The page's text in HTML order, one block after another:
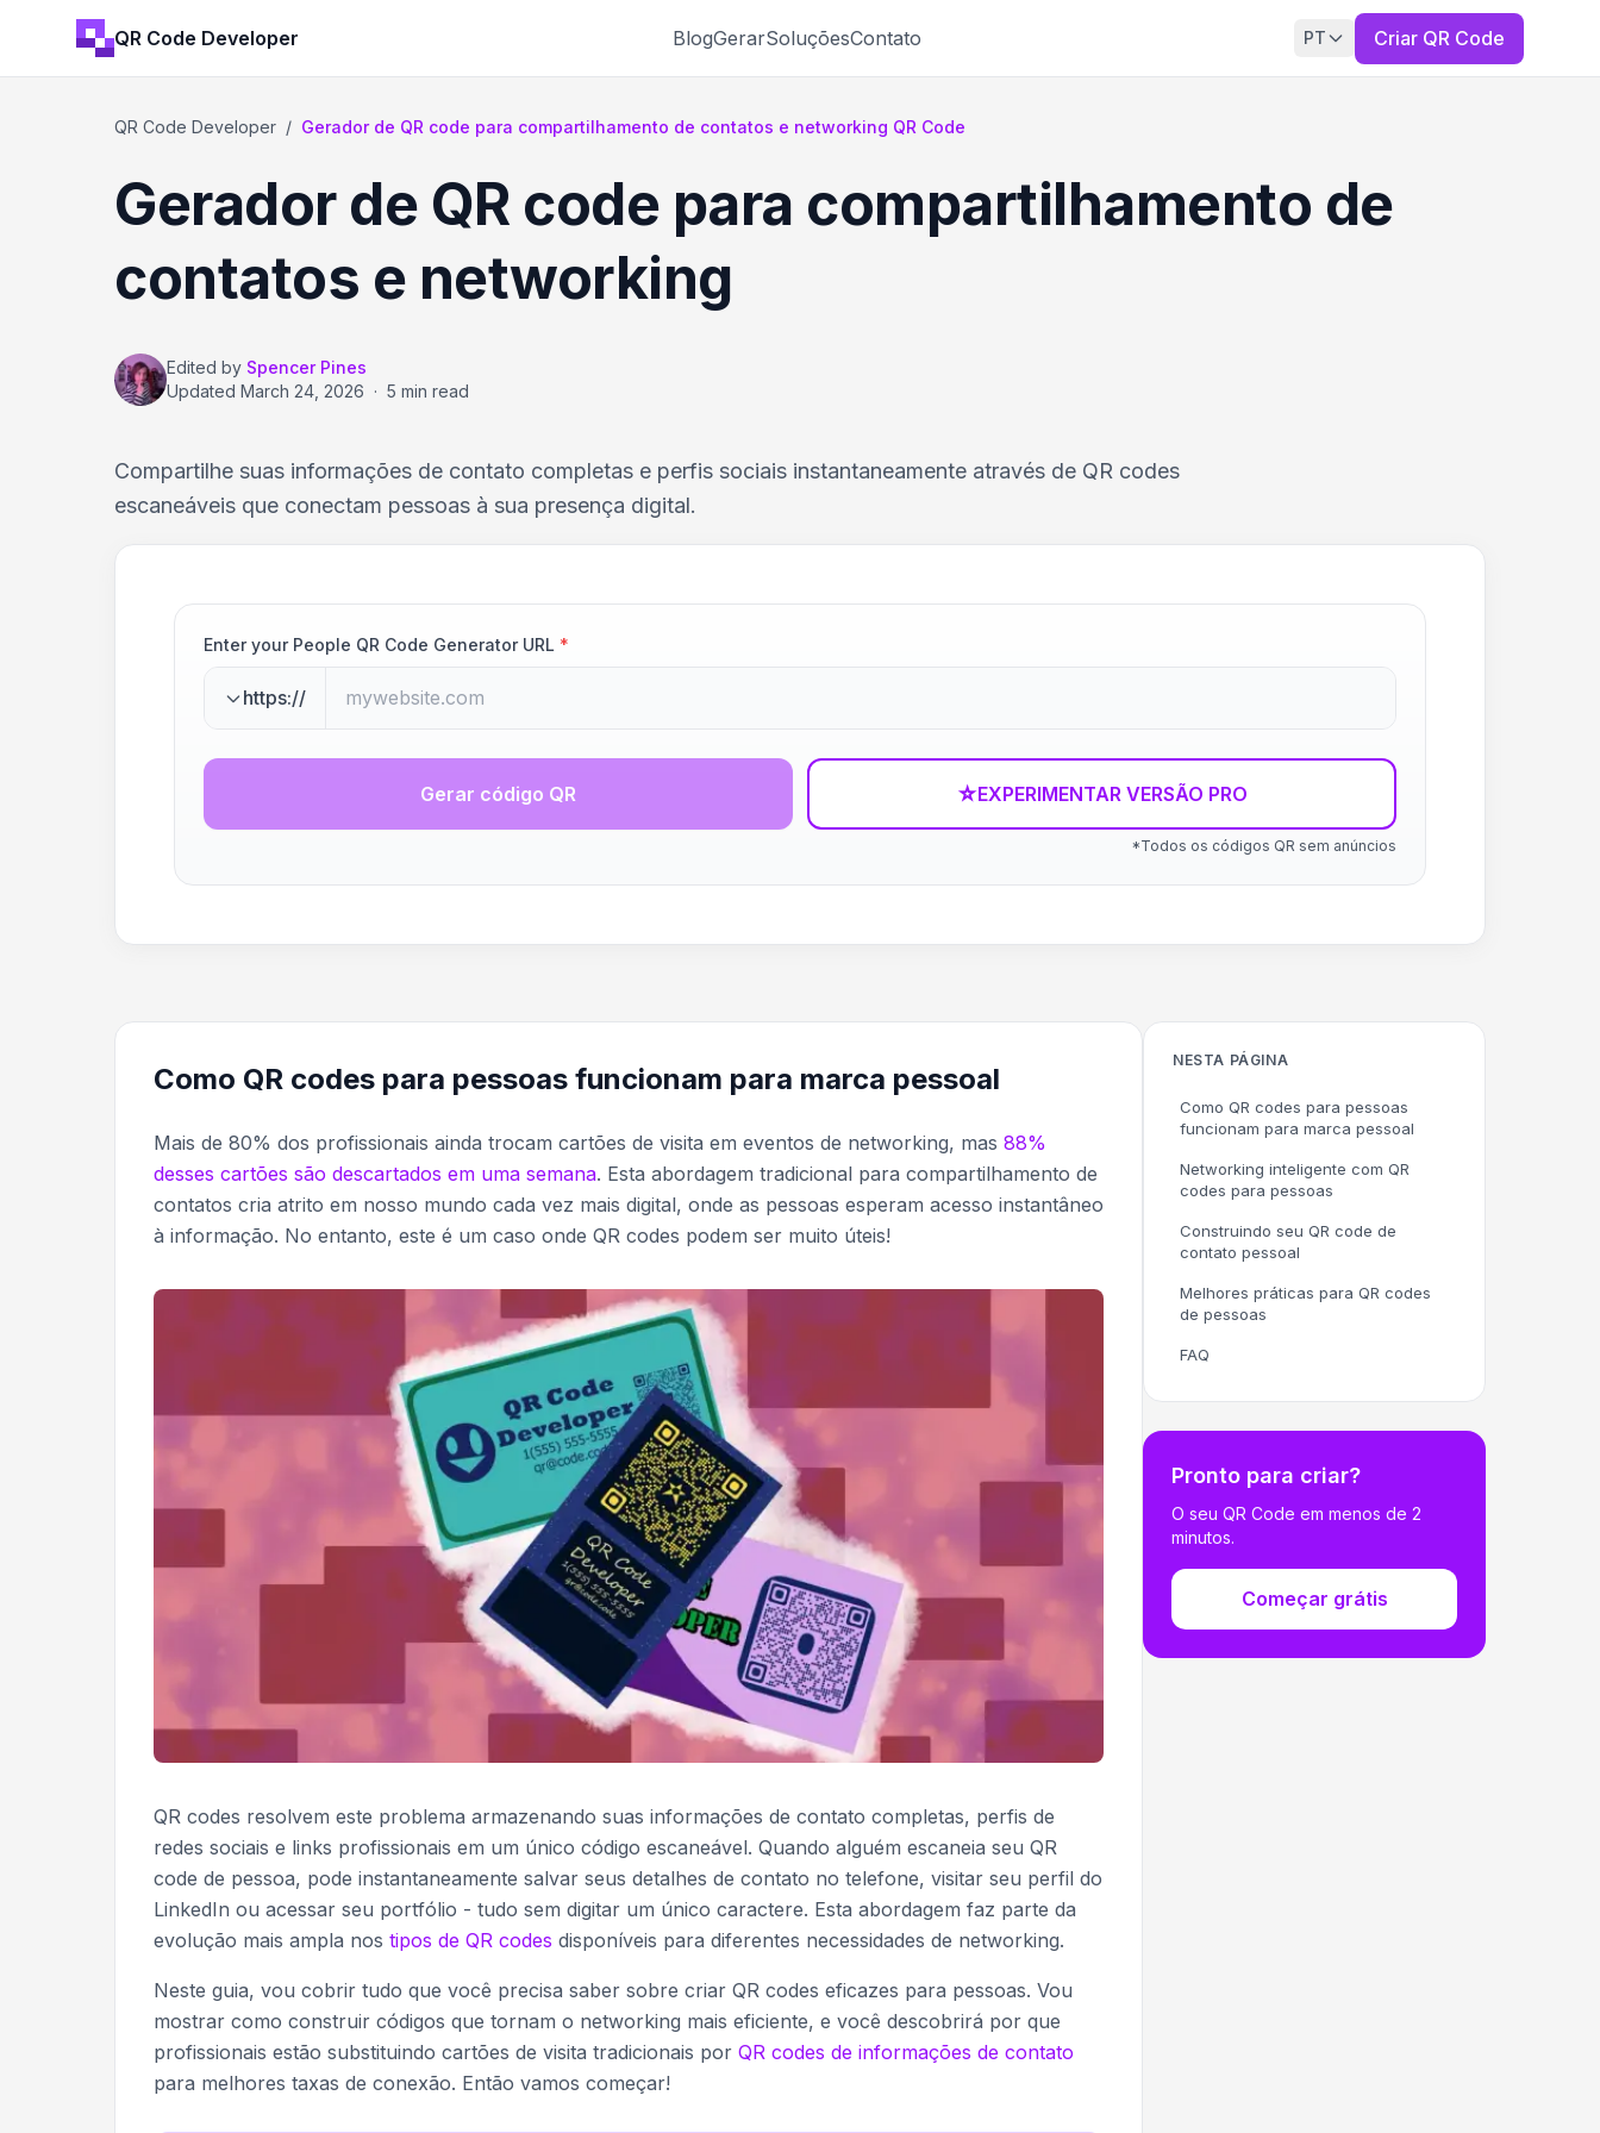
QR Code Developer BlogGerarSoluçõesContato PT Criar QR Code
QR Code Developer / Gerador de QR code para compartilhamento de contatos e networking QR Code
Gerador de QR code para compartilhamento de
contatos e networking
Edited by Spencer Pines
Updated March 24, 2026 · 5 min read
Compartilhe suas informações de contato completas e perfis sociais instantaneamente através de QR codes
escaneáveis que conectam pessoas à sua presença digital.
Enter your People QR Code Generator URL *
https://
Gerar código QR ☆EXPERIMENTAR VERSÃO PRO
*Todos os códigos QR sem anúncios
Como QR codes para pessoas funcionam para marca pessoal
Mais de 80% dos profissionais ainda trocam cartões de visita em eventos de networking, mas 88%
desses cartões são descartados em uma semana. Esta abordagem tradicional para compartilhamento de
contatos cria atrito em nosso mundo cada vez mais digital, onde as pessoas esperam acesso instantâneo
à informação. No entanto, este é um caso onde QR codes podem ser muito úteis!
QR codes resolvem este problema armazenando suas informações de contato completas, perfis de
redes sociais e links profissionais em um único código escaneável. Quando alguém escaneia seu QR
code de pessoa, pode instantaneamente salvar seus detalhes de contato no telefone, visitar seu perfil do
LinkedIn ou acessar seu portfólio - tudo sem digitar um único caractere. Esta abordagem faz parte da
evolução mais ampla nos tipos de QR codes disponíveis para diferentes necessidades de networking.
Neste guia, vou cobrir tudo que você precisa saber sobre criar QR codes eficazes para pessoas. Vou
mostrar como construir códigos que tornam o networking mais eficiente, e você descobrirá por que
profissionais estão substituindo cartões de visita tradicionais por QR codes de informações de contato
para melhores taxas de conexão. Então vamos começar!
NESTA PÁGINA
Como QR codes para pessoas
funcionam para marca pessoal
Networking inteligente com QR
codes para pessoas
Construindo seu QR code de
contato pessoal
Melhores práticas para QR codes
de pessoas
FAQ
Pronto para criar?
O seu QR Code em menos de 2
minutos.
Começar grátis